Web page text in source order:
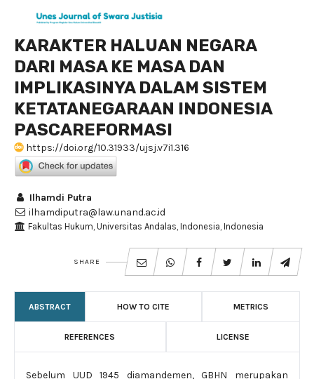
KARAKTER HALUAN NEGARA
DARI MASA KE MASA DAN
IMPLIKASINYA DALAM SISTEM
KETATANEGARAAN INDONESIA
PASCAREFORMASI
https://doi.org/10.31933/ujsj.v7i1.316
Ilhamdi Putra
ilhamdiputra@law.unand.ac.id
Fakultas Hukum, Universitas Andalas, Indonesia, Indonesia
SHARE
ABSTRACT HOW TO CITE METRICS
REFERENCES LICENSE
Sebelum UUD 1945 diamandemen, GBHN merupakan